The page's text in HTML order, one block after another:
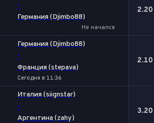
-
Германия (Djimbo88)
Не начался
2.20
Германия (Djimbo88)
-
Франция (stepava)
Сегодня в 11:36
2.10
Италия (siignstar)
-
Аргентина (zahy)
3.20